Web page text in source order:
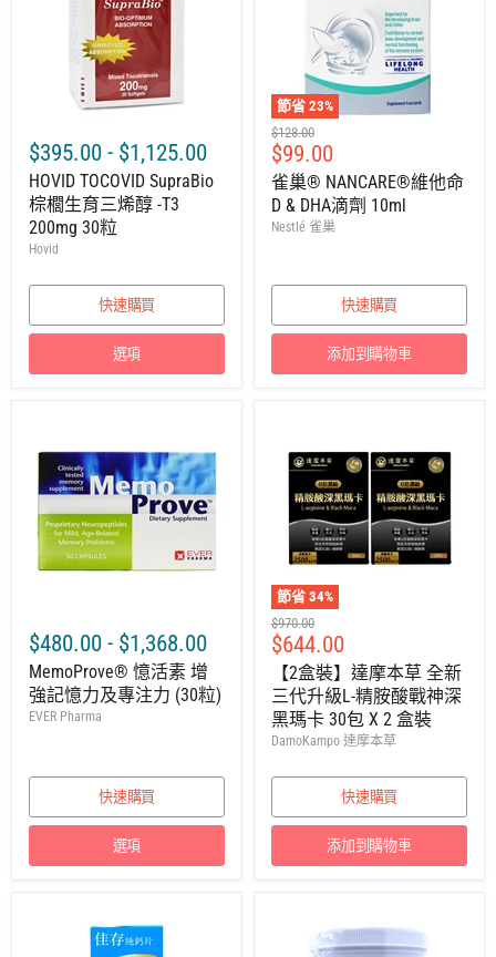
$395.00 - $1,125.00
HOVID TOCOVID SupraBio
棕櫚生育三烯醇 -T3
200mg 30粒
Hovid
快速購買
選項
節省 23%
建
議
零
售
價
$128.00
售
價
$99.00
雀巢® NANCARE®維他命
D & DHA滴劑 10ml
Nestlé 雀巢
快速購買
添加到購物車
$480.00 - $1,368.00
MemoProve® 憶活素 增
強記憶力及專注力 (30粒)
EVER Pharma
快速購買
選項
節省 34%
建
議
零
售
價
$970.00
售
價
$644.00
【2盒裝】達摩本草 全新
三代升級L-精胺酸戰神深
黑瑪卡 30包 X 2 盒裝
DamoKampo 達摩本草
快速購買
添加到購物車